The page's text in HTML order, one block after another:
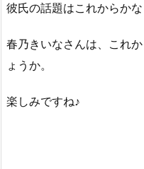
彼氏の話題はこれからか
春乃きいなさんは、これ
ょうか。
楽しみですね♪